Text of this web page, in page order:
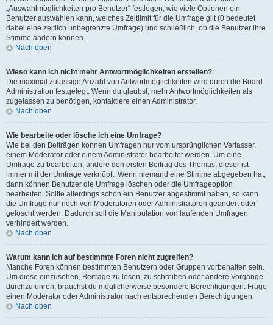
„Auswahlmöglichkeiten pro Benutzer“ festlegen, wie viele Optionen ein
Benutzer auswählen kann, welches Zeitlimit für die Umfrage gilt (0 bedeutet
dabei eine zeitlich unbegrenzte Umfrage) und schließlich, ob die Benutzer ihre
Stimme ändern können.
Nach oben
Wieso kann ich nicht mehr Antwortmöglichkeiten erstellen?
Die maximal zulässige Anzahl von Antwortmöglichkeiten wird durch die Board-
Administration festgelegt. Wenn du glaubst, mehr Antwortmöglichkeiten als
zugelassen zu benötigen, kontaktiere einen Administrator.
Nach oben
Wie bearbeite oder lösche ich eine Umfrage?
Wie bei den Beiträgen können Umfragen nur vom ursprünglichen Verfasser,
einem Moderator oder einem Administrator bearbeitet werden. Um eine
Umfrage zu bearbeiten, ändere den ersten Beitrag des Themas; dieser ist
immer mit der Umfrage verknüpft. Wenn niemand eine Stimme abgegeben hat,
dann können Benutzer die Umfrage löschen oder die Umfrageoption
bearbeiten. Sollte allerdings schon ein Benutzer abgestimmt haben, so kann
die Umfrage nur noch von Moderatoren oder Administratoren geändert oder
gelöscht werden. Dadurch soll die Manipulation von laufenden Umfragen
verhindert werden.
Nach oben
Warum kann ich auf bestimmte Foren nicht zugreifen?
Manche Foren können bestimmten Benutzern oder Gruppen vorbehalten sein.
Um diese einzusehen, Beiträge zu lesen, zu schreiben oder andere Vorgänge
durchzuführen, brauchst du möglicherweise besondere Berechtigungen. Frage
einen Moderator oder Administrator nach entsprechenden Berechtigungen.
Nach oben